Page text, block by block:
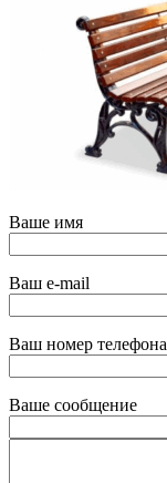
Ваше имя
Ваш e-mail
Ваш номер телефона
Ваше сообщение